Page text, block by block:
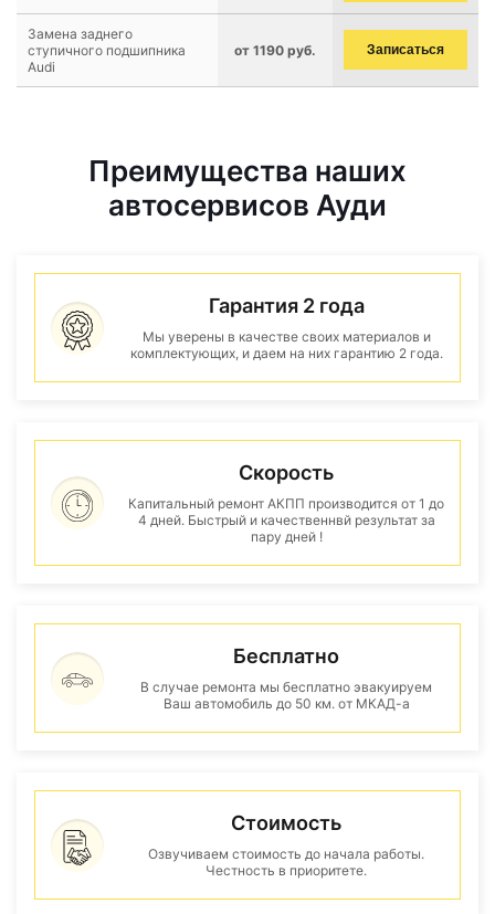
Замена заднего
ступичного подшипника
Audi
от 1190 руб. Записаться
Преимущества наших
автосервисов Ауди
Гарантия 2 года
Мы уверены в качестве своих материалов и
комплектующих, и даем на них гарантию 2 года.
Скорость
Капитальный ремонт АКПП производится от 1 до
4 дней. Быстрый и качественнвй результат за
пару дней !
Бесплатно
В случае ремонта мы бесплатно эвакуируем
Ваш автомобиль до 50 км. от МКАД-а
Стоимость
Озвучиваем стоимость до начала работы.
Честность в приоритете.